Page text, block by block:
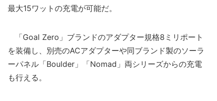
最大15ワットの充電が可能だ。
「Goal Zero」ブランドのアダプター規格8ミリポート
を装備し、別売のACアダプターや同ブランド製のソーラ
ーパネル「Boulder」「Nomad」両シリーズからの充電
も行える。